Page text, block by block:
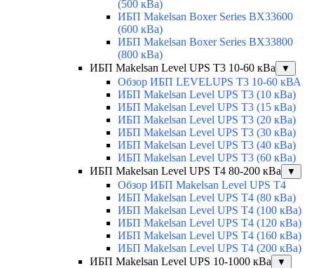
(500 кВа)
ИБП Makelsan Boxer Series BX33600
(600 кВа)
ИБП Makelsan Boxer Series BX33800
(800 кВа)
ИБП Makelsan Level UPS T3 10-60 кВа
▼
Обзор ИБП LEVELUPS T3 10-60 кВА
ИБП Makelsan Level UPS T3 (10 кВа)
ИБП Makelsan Level UPS T3 (15 кВа)
ИБП Makelsan Level UPS T3 (20 кВа)
ИБП Makelsan Level UPS T3 (30 кВа)
ИБП Makelsan Level UPS T3 (40 кВа)
ИБП Makelsan Level UPS T3 (60 кВа)
ИБП Makelsan Level UPS T4 80-200 кВа
▼
Обзор ИБП Makelsan Level UPS T4
ИБП Makelsan Level UPS T4 (80 кВа)
ИБП Makelsan Level UPS T4 (100 кВа)
ИБП Makelsan Level UPS T4 (120 кВа)
ИБП Makelsan Level UPS T4 (160 кВа)
ИБП Makelsan Level UPS T4 (200 кВа)
ИБП Makelsan Level UPS 10-1000 кВа
▼